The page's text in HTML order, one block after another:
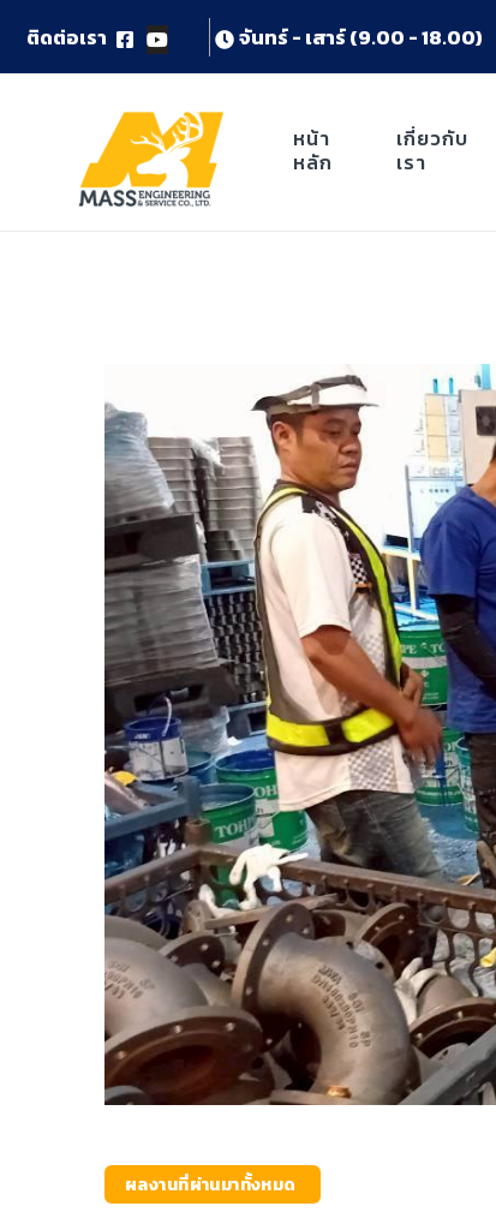
ตดตอเรา จนทร- เสาร(9.00 -18.00)
หน้า
หลัก
เกี่ยวกับ
เรา
ผลงานที่ผ่านมาทั้งหมด